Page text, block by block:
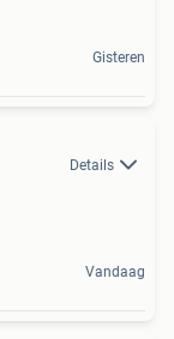
Gisteren
Details
Vandaag